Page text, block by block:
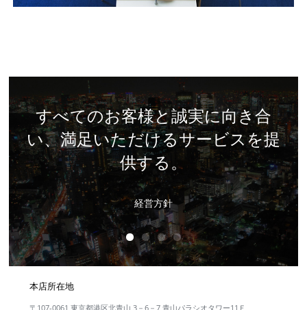
すべてのお客様と誠実に向き合
い、満足いただけるサービスを提
供する。
経営方針
社員が心地よく業務出来るよう
に、社員の声に耳を傾けます。
経営方針
取引先との長期的に信頼関係を築
いていきます。
経営方針
企業価値の向上に努めてまいりま
す。
経営方針
本店所在地
〒107-0061 東京都港区北青山 3－6－7 青山パラシオタワー11Ｆ